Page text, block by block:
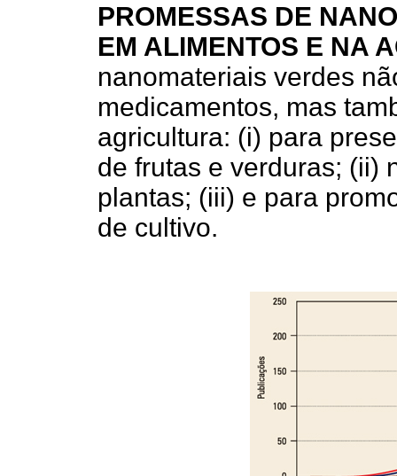
PROMESSAS DE
EM ALIMENTOS E NA
nanomateriais verdes
medicamentos, mas
agricultura: (i) para
de frutas e verduras; (ii)
plantas; (iii) e para
de cultivo.